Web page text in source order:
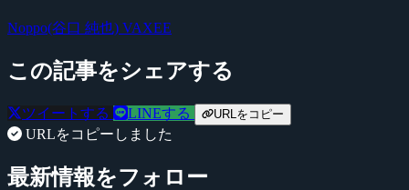
Noppo(谷口 純也) VAXEE
この記事をシェアする
ツイートする LINEする URLをコピー
URLをコピーしました
最新情報をフォロー